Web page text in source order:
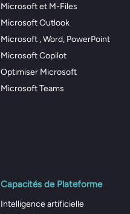
Microsoft et M-Files
Microsoft Outlook
Microsoft , Word, PowerPoint
Microsoft Copilot
Optimiser Microsoft
Microsoft Teams
Capacités de Plateforme
Intelligence artificielle